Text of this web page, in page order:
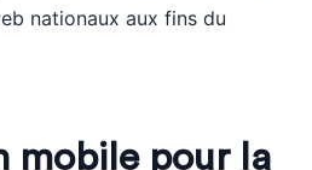
nationaux aux fins du
mobile pour la